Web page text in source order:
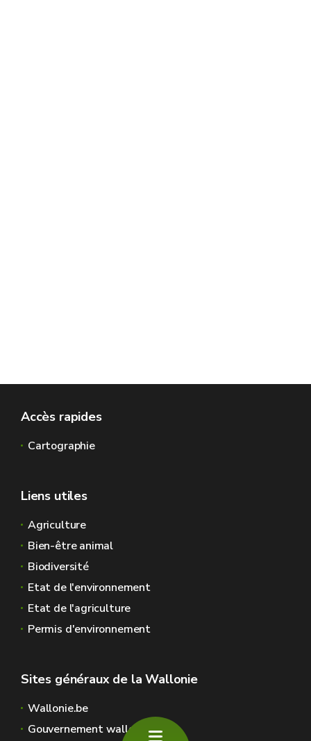
Accès rapides
Cartographie
Liens utiles
Agriculture
Bien-être animal
Biodiversité
Etat de l'environnement
Etat de l'agriculture
Permis d'environnement
Sites généraux de la Wallonie
Wallonie.be
Gouvernement wallon